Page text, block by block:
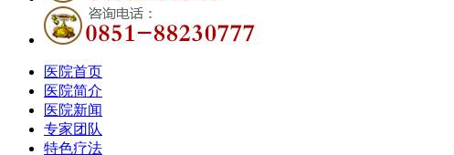
医院首页
医院简介
医院新闻
专家团队
特色疗法